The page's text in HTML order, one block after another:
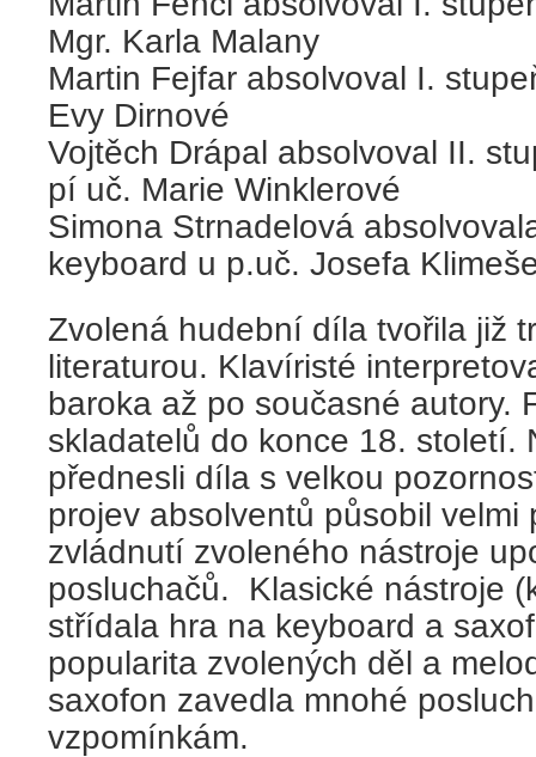
Mgr. Karla Malany
Martin Fejfar absolvoval I.
Evy Dirnové
Vojtěch Drápal absolvoval II.
pí uč. Marie Winklerové
Simona Strnadelová
keyboard u p.uč. Josefa
Zvolená hudební díla tvořila již
literaturou. Klavíristé
baroka až po současné autory.
skladatelů do konce 18. století.
přednesli díla s velkou
projev absolventů působil velmi
zvládnutí zvoleného nástroje
posluchačů. Klasické nástroje
střídala hra na keyboard a
popularita zvolených děl a
saxofon zavedla mnohé
vzpomínkám.